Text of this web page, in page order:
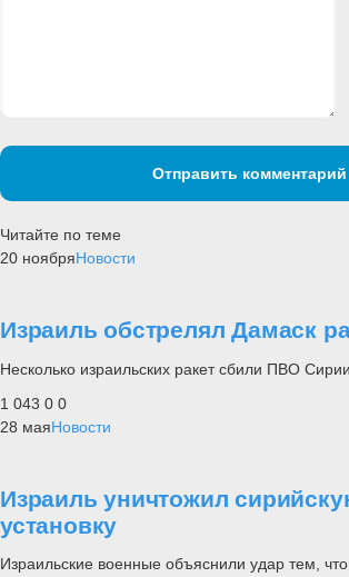
Отправить комментарий
Читайте по теме
20 ноябряНовости
Израиль обстрелял Дамаск
Несколько израильских ракет сбили ПВО Сирии.
1 043 0 0
28 маяНовости
Израиль уничтожил
установку
Израильские военные объяснили удар тем,